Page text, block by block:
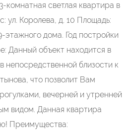
комнатная светлая квартира в
ул. Королева, д. 10 Площадь:
этажного дома. Год постройки
Данный объект находится в
близости к
что позволит Вам
вечерней и утренней
видом. Данная квартира
Преимущества: